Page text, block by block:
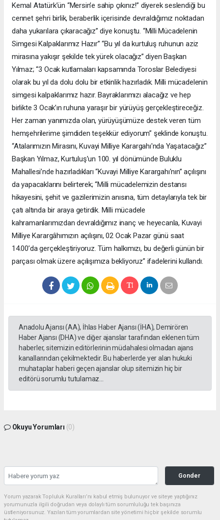
Kemal Atatürk’ün “Mersin’e sahip çıkınız!” diyerek seslendiği bu
cennet şehri birlik, beraberlik içerisinde devraldığımız noktadan
daha yukarılara çıkaracağız” diye konuştu. “Milli Mücadelenin
Simgesi Kalpaklarımız Hazır” “Bu yıl da kurtuluş ruhunun aziz
mirasına yakışır şekilde tek yürek olacağız” diyen Başkan
Yılmaz; “3 Ocak kutlamaları kapsamında Toroslar Belediyesi
olarak bu yıl da dolu dolu bir etkinlik hazırladık. Milli mücadelenin
simgesi kalpaklarımız hazır. Bayraklarımızı alacağız ve hep
birlikte 3 Ocak’ın ruhuna yaraşır bir yürüyüş gerçekleştireceğiz.
Her zaman yanımızda olan, yürüyüşümüze destek veren tüm
hemşehrilerime şimdiden teşekkür ediyorum” şeklinde konuştu.
“Atalarımızın Mirasını, Kuvayi Milliye Karargahı'nda Yaşatacağız”
Başkan Yılmaz, Kurtuluş’un 100. yıl dönümünde Buluklu
Mahallesi’nde hazırladıkları “Kuvayi Milliye Karargahı'nın” açılışını
da yapacaklarını belirterek; “Milli mücadelemizin destansı
hikayesini, şehit ve gazilerimizin anısına, tüm detaylarıyla tek bir
çatı altında bir araya getirdik. Milli mücadele
kahramanlarımızdan devraldığımız inanç ve heyecanla, Kuvayi
Milliye Karargâhımızın açılışını, 02 Ocak Pazar günü saat
14.00’da gerçekleştiriyoruz. Tüm halkımızı, bu değerli günün bir
parçası olmak üzere açılışımıza bekliyoruz” ifadelerini kullandı.
Anadolu Ajansı (AA), İhlas Haber Ajansı (İHA), Demirören
Haber Ajansı (DHA) ve diğer ajanslar tarafından eklenen tüm
haberler, sitemizin editörlerinin müdahalesi olmadan ajans
kanallarından çekilmektedir. Bu haberlerde yer alan hukuki
muhataplar haberi geçen ajanslar olup sitemizin hiç bir
editörü sorumlu tutulamaz...
Okuyu Yorumları (0)
Gonder
Yorum yazarak Topluluk Kuralları’nı kabul etmiş bulunuyor ve siteye yaptığınız
yorumunuzla ilgili doğrudan veya dolaylı tüm sorumluluğu tek başınıza
üstleniyorsunuz. Yazılan tüm yorumlardan site yönetimi hiçbir şekilde sorumlu